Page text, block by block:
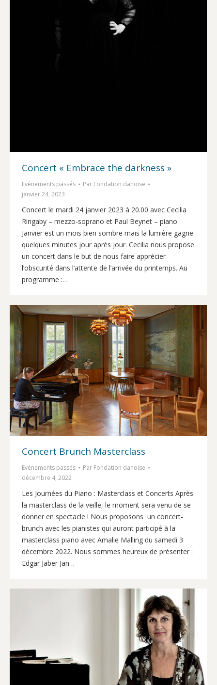
Concert « Embrace the darkness »
Evénements passés Par Fondation danoise
janvier 24, 2023
Concert le mardi 24 janvier 2023 à 20.00 avec Cecilia
Ringaby – mezzo-soprano et Paul Beynet – piano
Janvier est un mois bien sombre mais la lumière gagne
quelques minutes jour après jour. Cecilia nous propose
un concert dans le but de nous faire apprécier
l’obscurité dans l’attente de l’arrivée du printemps. Au
programme :…
Concert Brunch Masterclass
Evénements passés Par Fondation danoise
décembre 4, 2022
Les Journées du Piano : Masterclass et Concerts Après
la masterclass de la veille, le moment sera venu de se
donner en spectacle ! Nous proposons un concert-
brunch avec les pianistes qui auront participé à la
masterclass piano avec Amalie Malling du samedi 3
décembre 2022. Nous sommes heureux de présenter :
Edgar Jaber Jan…